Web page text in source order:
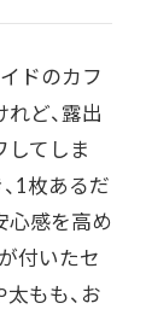
ドのカフ
ど、露出
してしま
1枚あるだ
心感を高め
付いたセ
もも、お